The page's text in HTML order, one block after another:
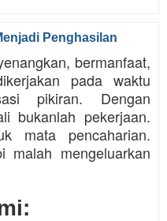
Penghasilan
bermanfaat,
pada waktu
pikiran. Dengan
bukanlah pekerjaan.
mata pencaharian.
malah mengeluarkan